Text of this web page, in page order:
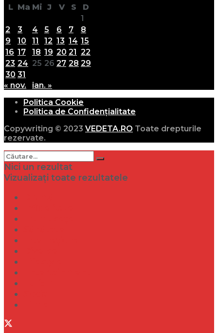
L Ma Mi J V S
D
1
2
3 4 5 6 7
8
9
10 11 12 13 14 15
16 17 18 19 20 21 22
23 24 25 26 27 28 29
30 31
« nov.
ian. »
Politica Cookie
Politica de Confidențialitate
Copywriting © 2023 VEDETA.RO Toate drepturile
rezervate.
Nici un rezultat
Vizualizați toate rezultatele